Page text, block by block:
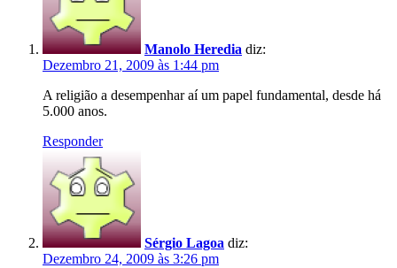
Manolo Heredia diz:
Dezembro 21, 2009 às 1:44 pm
A religião a desempenhar aí um papel fundamental, desde há
5.000 anos.
Responder
Sérgio Lagoa diz:
Dezembro 24, 2009 às 3:26 pm